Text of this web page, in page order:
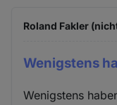
Roland Fakler
Wenigstens
Wenigstens